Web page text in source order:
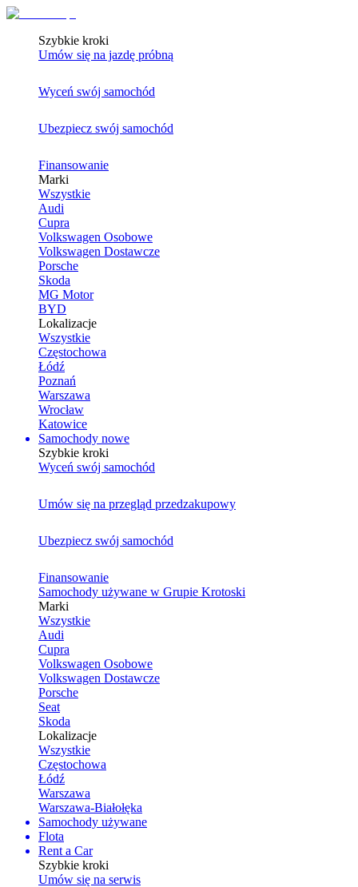
Szybkie kroki
Umów się na jazdę próbną
Wyceń swój samochód
Ubezpiecz swój samochód
Finansowanie
Marki
Wszystkie
Audi
Cupra
Volkswagen Osobowe
Volkswagen Dostawcze
Porsche
Skoda
MG Motor
BYD
Lokalizacje
Wszystkie
Częstochowa
Łódź
Poznań
Warszawa
Wrocław
Katowice
Samochody nowe
Szybkie kroki
Wyceń swój samochód
Umów się na przegląd przedzakupowy
Ubezpiecz swój samochód
Finansowanie
Samochody używane w Grupie Krotoski
Marki
Wszystkie
Audi
Cupra
Volkswagen Osobowe
Volkswagen Dostawcze
Porsche
Seat
Skoda
Lokalizacje
Wszystkie
Częstochowa
Łódź
Warszawa
Warszawa-Białołęka
Samochody używane
Flota
Rent a Car
Szybkie kroki
Umów się na serwis